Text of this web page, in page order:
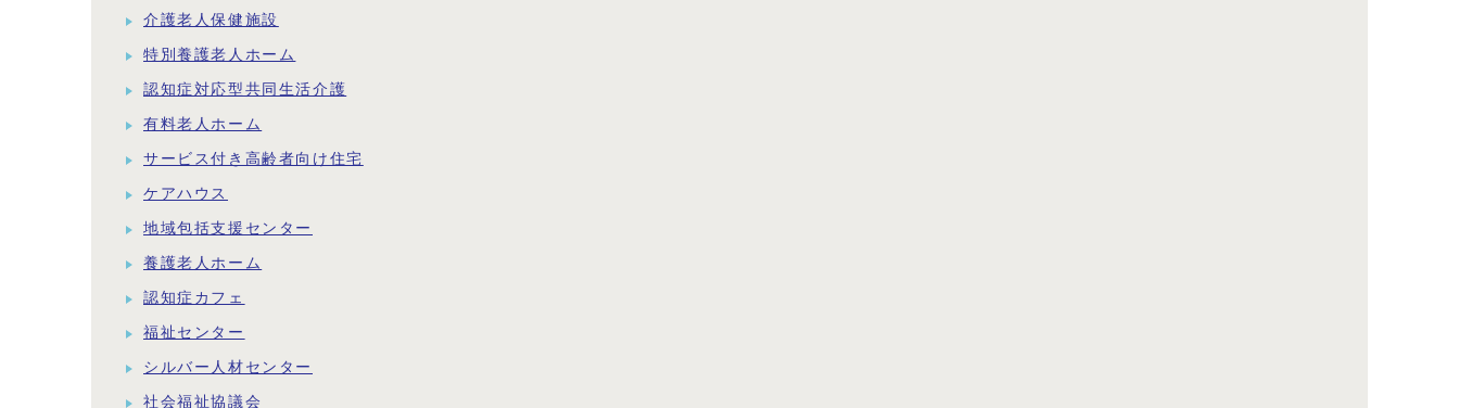
介護老人保健施設
特別養護老人ホーム
認知症対応型共同生活介護
有料老人ホーム
サービス付き高齢者向け住宅
ケアハウス
地域包括支援センター
養護老人ホーム
認知症カフェ
福祉センター
シルバー人材センター
社会福祉協議会